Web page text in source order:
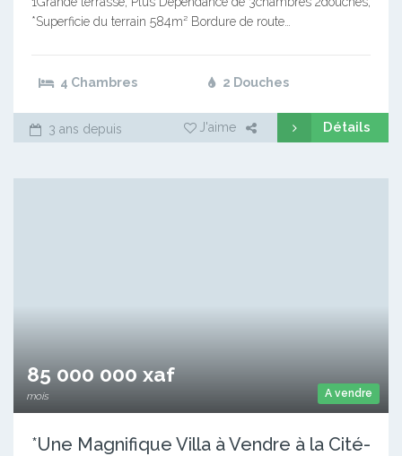
*Superficie du terrain 584m² Bordure de route…
4 Chambres 2 Douches
3 ans depuis J'aime Détails
A vendre
85 000 000 xaf
mois
*Une Magnifique Villa à Vendre à la Cité-